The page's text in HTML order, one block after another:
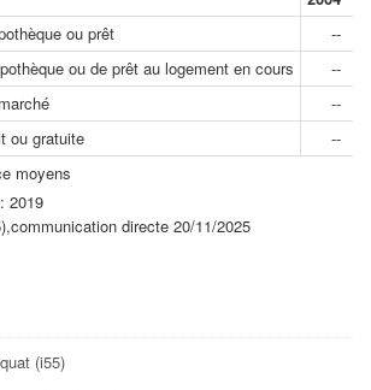
ou prêt
--
ou de prêt au logement en cours
--
--
ou gratuite
--
moyens
2019
directe 20/11/2025
(i55)